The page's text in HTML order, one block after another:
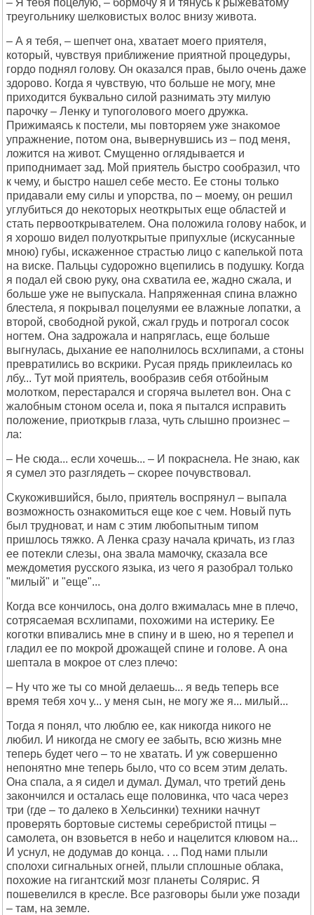
– Я тебя поцелую, – бормочу я и тянусь к рыжеватому
треугольнику шелковистых волос внизу живота.
– А я тебя, – шепчет она, хватает моего приятеля,
который, чувствуя приближение приятной процедуры,
гордо поднял голову. Он оказался прав, было очень даже
здорово. Когда я чувствую, что больше не могу, мне
приходится буквально силой разнимать эту милую
парочку – Ленку и тупоголового моего дружка.
Прижимаясь к постели, мы повторяем уже знакомое
упражнение, потом она, вывернувшись из – под меня,
ложится на живот. Смущенно оглядывается и
приподнимает зад. Мой приятель быстро сообразил, что
к чему, и быстро нашел себе место. Ее стоны только
придавали ему силы и упорства, по – моему, он решил
углубиться до некоторых неоткрытых еще областей и
стать первооткрывателем. Она положила голову набок, и
я хорошо видел полуоткрытые припухлые (искусанные
мною) губы, искаженное страстью лицо с капелькой пота
на виске. Пальцы судорожно вцепились в подушку. Когда
я подал ей свою руку, она схватила ее, жадно сжала, и
больше уже не выпускала. Напряженная спина влажно
блестела, я покрывал поцелуями ее влажные лопатки, а
второй, свободной рукой, сжал грудь и потрогал сосок
ногтем. Она задрожала и напряглась, еще больше
выгнулась, дыхание ее наполнилось всхлипами, а стоны
превратились во вскрики. Русая прядь приклеилась ко
лбу... Тут мой приятель, вообразив себя отбойным
молотком, перестарался и сгоряча вылетел вон. Она с
жалобным стоном осела и, пока я пытался исправить
положение, приоткрыв глаза, чуть слышно произнес –
ла:
– Не сюда... если хочешь... – И покраснела. Не знаю, как
я сумел это разглядеть – скорее почувствовал.
Скукожившийся, было, приятель воспрянул – выпала
возможность ознакомиться еще кое с чем. Новый путь
был трудноват, и нам с этим любопытным типом
пришлось тяжко. А Ленка сразу начала кричать, из глаз
ее потекли слезы, она звала мамочку, сказала все
междометия русского языка, из чего я разобрал только
"милый" и "еще"...
Когда все кончилось, она долго вжималась мне в плечо,
сотрясаемая всхлипами, похожими на истерику. Ее
коготки впивались мне в спину и в шею, но я терепел и
гладил ее по мокрой дрожащей спине и голове. А она
шептала в мокрое от слез плечо:
– Ну что же ты со мной делаешь... я ведь теперь все
время тебя хоч у... у меня сын, не могу же я... милый...
Тогда я понял, что люблю ее, как никогда никого не
любил. И никогда не смогу ее забыть, всю жизнь мне
теперь будет чего – то не хватать. И уж совершенно
непонятно мне теперь было, что со всем этим делать.
Она спала, а я сидел и думал. Думал, что третий день
закончился и осталась еще половинка, что часа через
три (где – то далеко в Хельсинки) техники начнут
проверять бортовые системы серебристой птицы –
самолета, он взовьется в небо и нацелится клювом на...
И уснул, не додумав до конца. . .. Под нами плыли
сполохи сигнальных огней, плыли сплошные облака,
похожие на гигантский мозг планеты Солярис. Я
пошевелился в кресле. Все разговоры были уже позади
– там, на земле.